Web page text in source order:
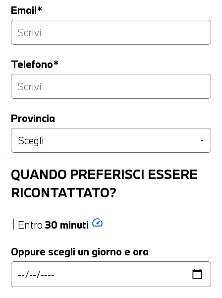
Email*
Telefono*
Provincia
QUANDO PREFERISCI ESSERE
RICONTATTATO?
Entro 30 minuti speed
Oppure scegli un giorno e ora